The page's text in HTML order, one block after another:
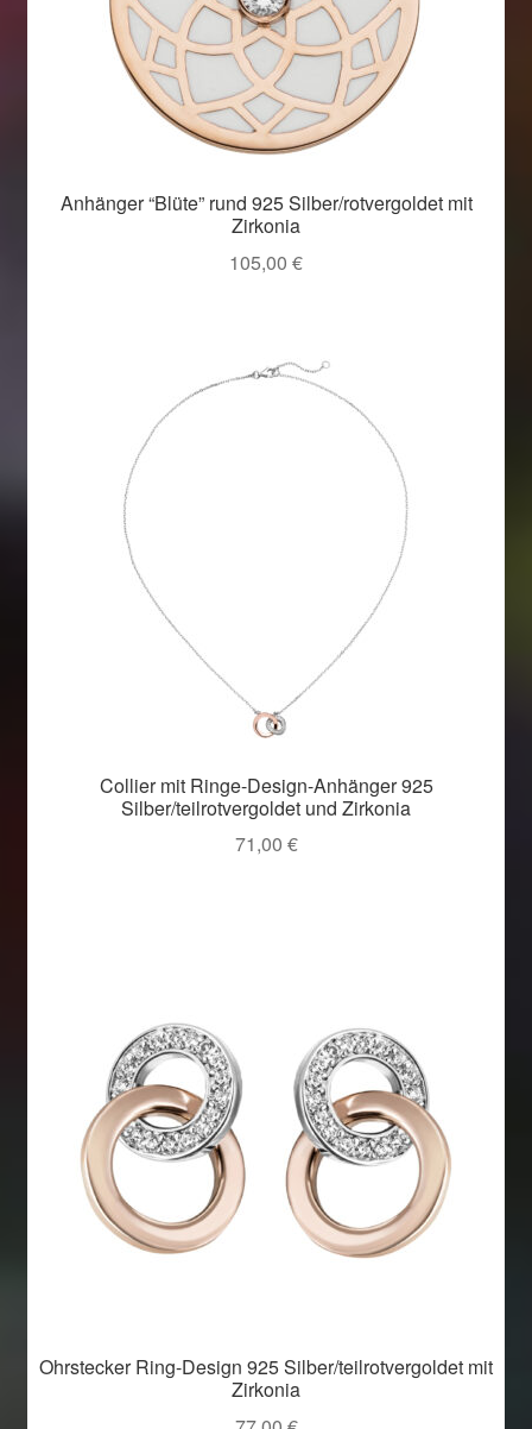
Anhänger “Blüte” rund 925 Silber/rotvergoldet mit
Zirkonia
105,00 €
Collier mit Ringe-Design-Anhänger 925
Silber/teilrotvergoldet und Zirkonia
71,00 €
Ohrstecker Ring-Design 925 Silber/teilrotvergoldet mit
Zirkonia